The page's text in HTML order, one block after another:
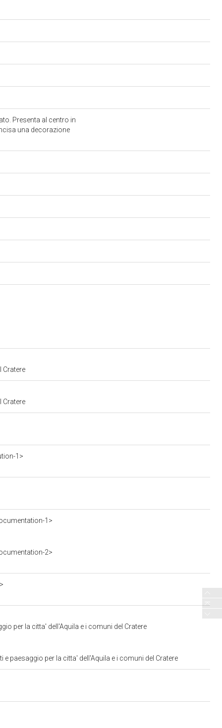
Presenta al centro in
una decorazione
Cratere
Cratere
1>
1>
2>
per la citta' dell'Aquila e i comuni del Cratere
paesaggio per la citta' dell'Aquila e i comuni del Cratere